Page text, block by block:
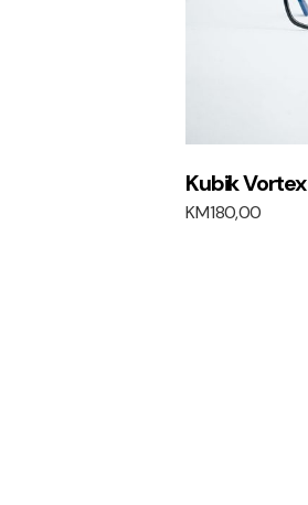
Kubik Vortex
KM180,00